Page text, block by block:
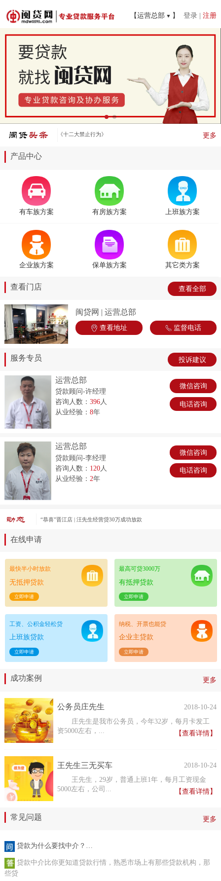
登录 |注册
【运营总部 】
《十二大禁止行为》 更多
产品中心
有车族方案 有房族方案 上班族方案
企业族方案 保单族方案 其它类方案
查看门店 查看全部
闽贷网 | 运营总部
查看地址 监督电话
服务专员 投诉建议
运营总部
贷款顾问-许经理
咨询人数：396人
从业经验：8年
微信咨询
电话咨询
运营总部
贷款顾问-李经理
咨询人数： 120人
从业经验： 2年
微信咨询
电话咨询
“恭喜”晋江店 | 汪先生经营贷30万成功放款
在线申请
最快半小时放款
无抵押贷款
立即申请
最高可贷3000万
有抵押贷款
立即申请
工资、公积金轻松贷
上班族贷款
立即申请
纳税、开票也能贷
企业主贷款
立即申请
成功案例 更多
公务员庄先生
2018-10-24
庄先生是我市公务员，今年32岁，每月卡发工
资5000左右，...
【查看详情】
王先生三无买车
2018-10-24
王先生，29岁，普通上班1年，每月工资现金
5000左右，公司...
【查看详情】
常见问题 更多
贷款为什么要找中介？…
贷款中介比你更知道贷款行情，熟悉市场上有那些贷款机构，那
些贷